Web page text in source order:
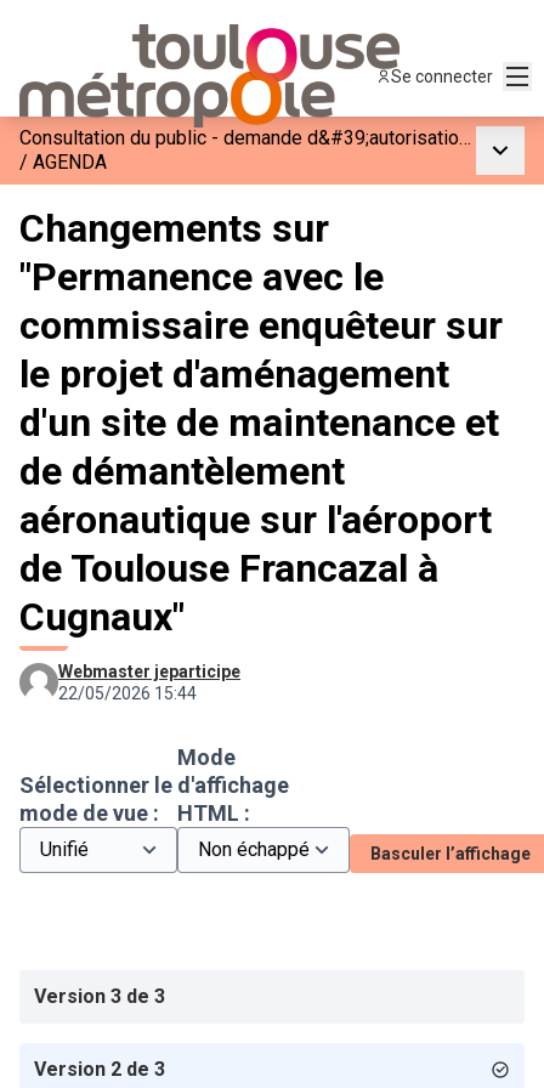
Se connecter
Consultation du public - demande d&#39;autorisation environnementale pour l&#39;aménagement d&#39;un site de maintenance et de démantèlement aéronautique sur l&#39;aéroport de Toulouse Francazal à Cugnaux
/ AGENDA
Changements sur
"Permanence avec le
commissaire enquêteur sur
le projet d'aménagement
d'un site de maintenance et
de démantèlement
aéronautique sur l'aéroport
de Toulouse Francazal à
Cugnaux"
Webmaster jeparticipe
22/05/2026 15:44
Sélectionner le
mode de vue :
Mode
d'affichage
HTML :
Basculer l’affichage
Version 3 de 3
Version 2 de 3